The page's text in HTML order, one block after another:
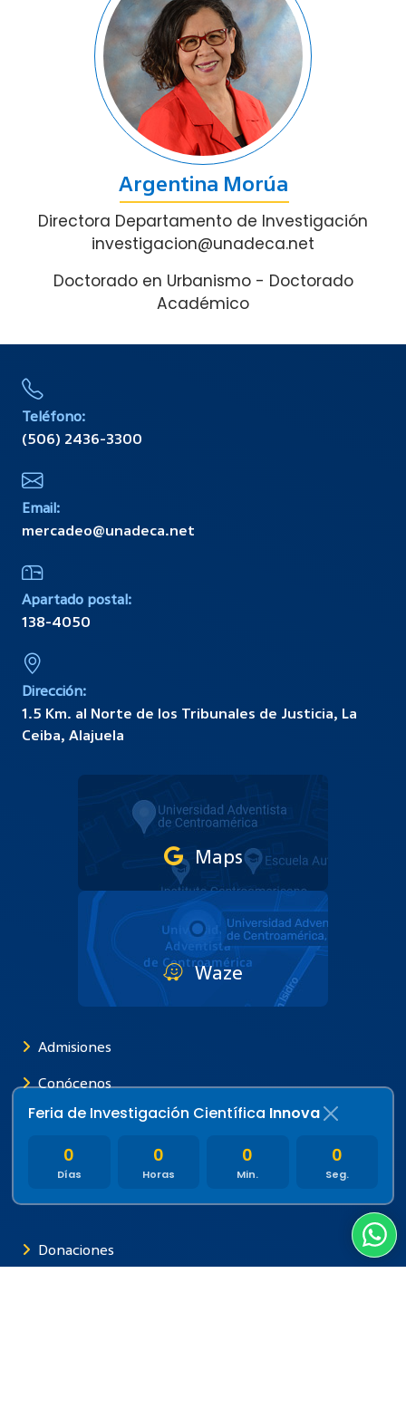
Argentina Morúa
Directora Departamento de Investigación
investigacion@unadeca.net
Doctorado en Urbanismo - Doctorado
Académico
Feria de Investigación Científica Innova
0
Días
0
Horas
0
Min.
0
Seg.
Teléfono:
(506) 2436-3300
Email:
mercadeo@unadeca.net
Apartado postal:
138-4050
Dirección:
1.5 Km. al Norte de los Tribunales de Justicia, La
Ceiba, Alajuela
Maps
Waze
Admisiones
Conócenos
Vida estudiantil
Financiamiento
Donaciones